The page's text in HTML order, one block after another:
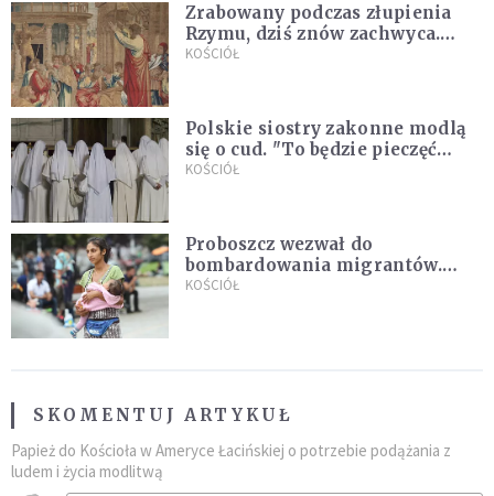
Zrabowany podczas złupienia
Rzymu, dziś znów zachwyca.
Wyjątkowy arras w Castel
KOŚCIÓŁ
Polskie siostry zakonne modlą
się o cud. "To będzie pieczęć
Pana Boga dla naszej wiary"
KOŚCIÓŁ
Proboszcz wezwał do
bombardowania migrantów.
"Masowy ogień przeciwko
KOŚCIÓŁ
SKOMENTUJ ARTYKUŁ
Papież do Kościoła w Ameryce Łacińskiej o potrzebie podążania z
ludem i życia modlitwą